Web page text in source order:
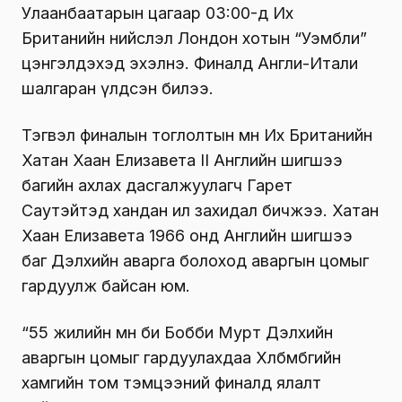
Улаанбаатарын цагаар 03:00-д Их
Британийн нийслэл Лондон хотын “Уэмбли”
цэнгэлдэхэд эхэлнэ. Финалд Англи-Итали
шалгаран үлдсэн билээ.
Тэгвэл финалын тоглолтын өмнө Их Британийн
Хатан Хаан Елизавета II Английн шигшээ
багийн ахлах дасгалжуулагч Гарет
Саутэйтэд хандан ил захидал бичжээ. Хатан
Хаан Елизавета 1966 онд Английн шигшээ
баг Дэлхийн аварга болоход аваргын цомыг
гардуулж байсан юм.
“55 жилийн өмнө би Бобби Мурт Дэлхийн
аваргын цомыг гардуулахдаа Хөлбөмбөгийн
хамгийн том тэмцээний финалд ялалт